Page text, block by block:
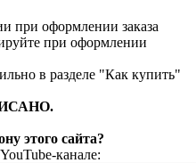
при оформлении заказа
при оформлении
в разделе "Как купить"
этого сайта?
канале: